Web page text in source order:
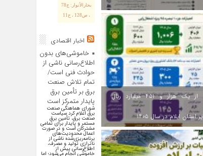
اختصاص بیش از یک هزار و ۴۵۱ میلیارد ریال
ایلام در سال ۱۴۰۵
بحارالأنوار: ج78
، ص128 ، ح11
اخبار اقتصادی
خاموشی‌های بدون
اطلاع‌رسانی ناشی از
حوادث فنی است/
تمام تلاش صنعت
برق بر تأمین برق
پایدار متمرکز است
شورای هماهنگی صنعت
برق اعلام کرد سیاست
صنعت برق، تأمین برق
مستمر و پایدار برای تمامی
مشترکان است و در صورت
اعمال محدودیت‌های
برنامه‌ریزی‌شده ناشی از
ناترازی تولید و مصرف،
اطلاع‌رسانی پیش از
خاموشی انجام می‌شود؛ اما